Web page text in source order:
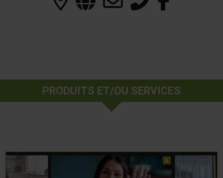
PRODUITS ET/OU SERVICES